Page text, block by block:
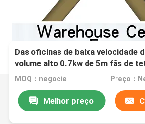
Das oficinas de baixa velocidade
volume alto 0.7kw de 5m fãs de
da loja
MOQ：negocie Preço：
Melhor preço